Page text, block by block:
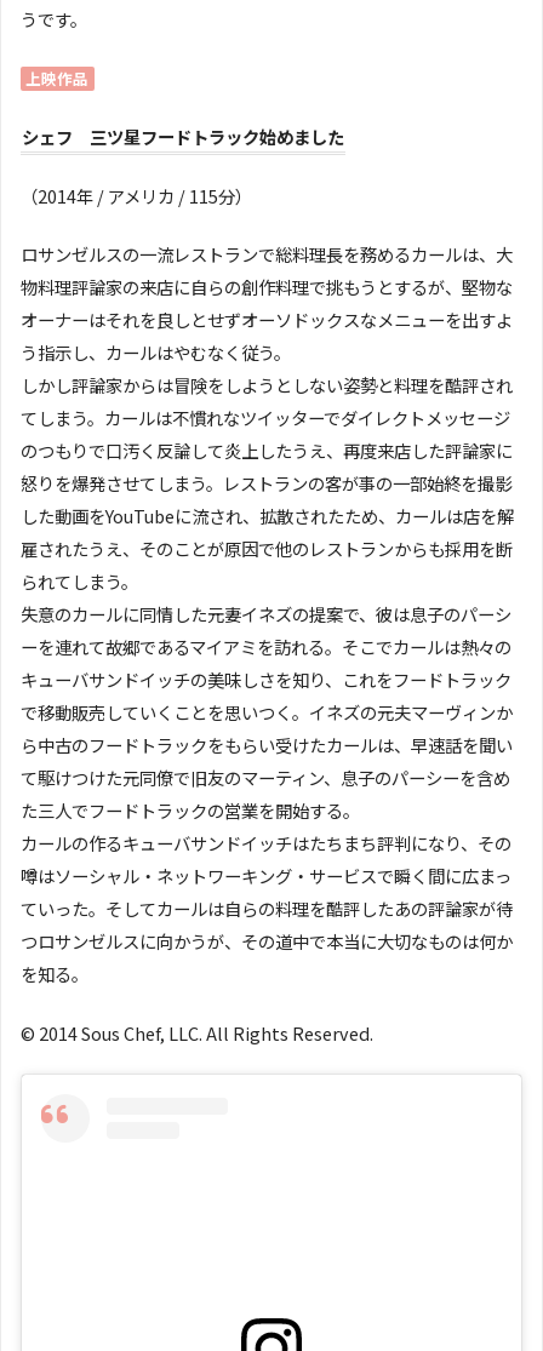
うです。
上映作品
シェフ 三ツ星フードトラック始めました
（2014年 / アメリカ / 115分）
ロサンゼルスの一流レストランで総料理長を務めるカールは、大
物料理評論家の来店に自らの創作料理で挑もうとするが、堅物な
オーナーはそれを良しとせずオーソドックスなメニューを出すよ
う指示し、カールはやむなく従う。
しかし評論家からは冒険をしようとしない姿勢と料理を酷評され
てしまう。カールは不慣れなツイッターでダイレクトメッセージ
のつもりで口汚く反論して炎上したうえ、再度来店した評論家に
怒りを爆発させてしまう。レストランの客が事の一部始終を撮影
した動画をYouTubeに流され、拡散されたため、カールは店を解
雇されたうえ、そのことが原因で他のレストランからも採用を断
られてしまう。
失意のカールに同情した元妻イネズの提案で、彼は息子のパーシ
ーを連れて故郷であるマイアミを訪れる。そこでカールは熱々の
キューバサンドイッチの美味しさを知り、これをフードトラック
で移動販売していくことを思いつく。イネズの元夫マーヴィンか
ら中古のフードトラックをもらい受けたカールは、早速話を聞い
て駆けつけた元同僚で旧友のマーティン、息子のパーシーを含め
た三人でフードトラックの営業を開始する。
カールの作るキューバサンドイッチはたちまち評判になり、その
噂はソーシャル・ネットワーキング・サービスで瞬く間に広まっ
ていった。そしてカールは自らの料理を酷評したあの評論家が待
つロサンゼルスに向かうが、その道中で本当に大切なものは何か
を知る。
© 2014 Sous Chef, LLC. All Rights Reserved.